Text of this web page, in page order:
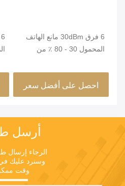
6 فرق 30dBm مانع الهاتف
المحمول 30 - 80 ٪ من
احصل على أفضل سعر
أرسل
وقت